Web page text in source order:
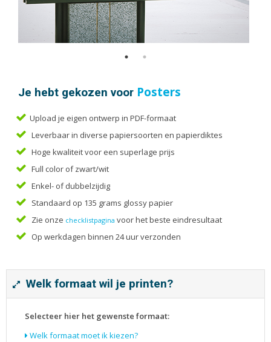
Kalenders
Kerstkaarten
Liturgieën
Notitieblokken
Portfolio
Posters
Programmaboekjes
Rapporten/Verslagen
Rouwkaarten
Scripties
Trouwkaarten
Tijdschriften
Verjaardagskaarten
Visitekaartjes
Je hebt gekozen voor Posters
Upload je eigen ontwerp in PDF-formaat
Leverbaar in diverse papiersoorten en papierdiktes
Hoge kwaliteit voor een superlage prijs
Full color of zwart/wit
Enkel- of dubbelzijdig
Standaard op 135 grams glossy papier
Zie onze checklistpagina voor het beste eindresultaat
Op werkdagen binnen 24 uur verzonden
Welk formaat wil je printen?
Selecteer hier het gewenste formaat:
Welk formaat moet ik kiezen?